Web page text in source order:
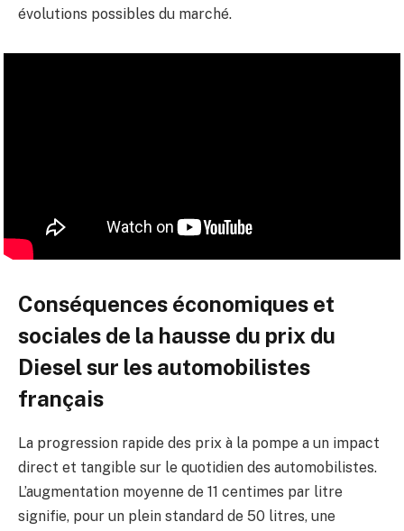
évolutions possibles du marché.
Conséquences économiques et
sociales de la hausse du prix du
Diesel sur les automobilistes
français
La progression rapide des prix à la pompe a un impact
direct et tangible sur le quotidien des automobilistes.
L’augmentation moyenne de 11 centimes par litre
signifie, pour un plein standard de 50 litres, une